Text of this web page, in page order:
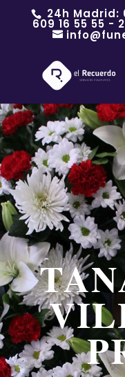
24h Madrid:
609 16 55 55 -